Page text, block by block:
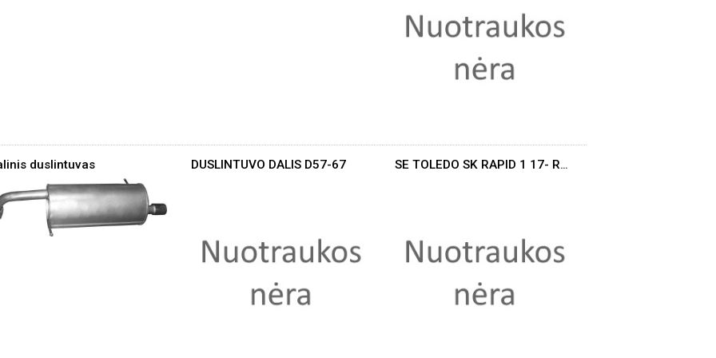
duslintuvas DUSLINTUVO DALIS D57-67 SE TOLEDO SK RAPID 1 17- REZ.